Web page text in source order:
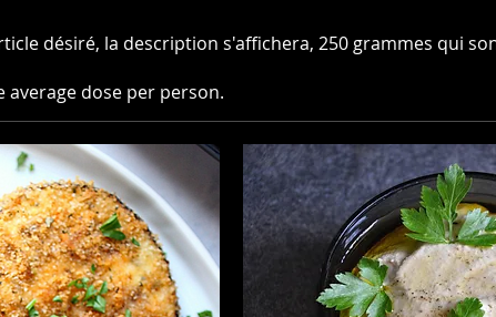
désiré, la description s'affichera, 250 grammes qui
average dose per person.